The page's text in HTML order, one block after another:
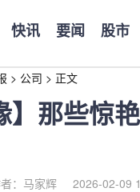
快讯 要闻 股市
> 公司 > 正文
】那些惊
：马家辉 2026-02-09